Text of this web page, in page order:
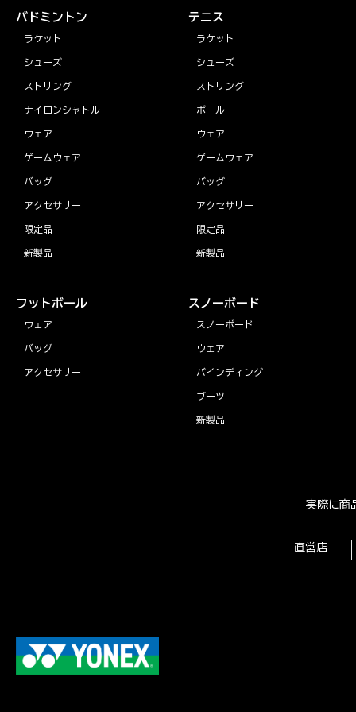
バドミントン
ラケット
シューズ
ストリング
ナイロンシャトル
ウェア
ゲームウェア
バッグ
アクセサリー
限定品
新製品
テニス
ラケット
シューズ
ストリング
ボール
ウェア
ゲームウェア
バッグ
アクセサリー
限定品
新製品
フットボール
ウェア
バッグ
アクセサリー
スノーボード
スノーボード
ウェア
バインディング
ブーツ
新製品
実際に商
直営店